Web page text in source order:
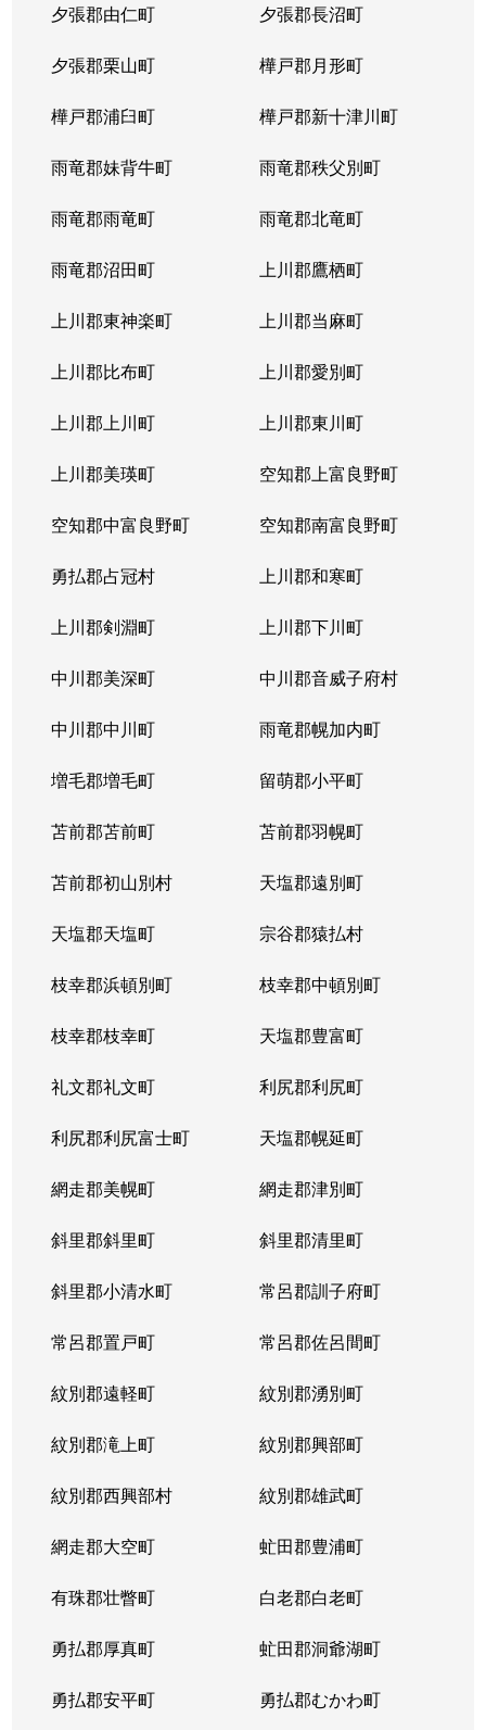
夕張郡由仁町 夕張郡長沼町
夕張郡栗山町 樺戸郡月形町
樺戸郡浦臼町 樺戸郡新十津川町
雨竜郡妹背牛町 雨竜郡秩父別町
雨竜郡雨竜町 雨竜郡北竜町
雨竜郡沼田町 上川郡鷹栖町
上川郡東神楽町 上川郡当麻町
上川郡比布町 上川郡愛別町
上川郡上川町 上川郡東川町
上川郡美瑛町 空知郡上富良野町
空知郡中富良野町 空知郡南富良野町
勇払郡占冠村 上川郡和寒町
上川郡剣淵町 上川郡下川町
中川郡美深町 中川郡音威子府村
中川郡中川町 雨竜郡幌加内町
増毛郡増毛町 留萌郡小平町
苫前郡苫前町 苫前郡羽幌町
苫前郡初山別村 天塩郡遠別町
天塩郡天塩町 宗谷郡猿払村
枝幸郡浜頓別町 枝幸郡中頓別町
枝幸郡枝幸町 天塩郡豊富町
礼文郡礼文町 利尻郡利尻町
利尻郡利尻富士町 天塩郡幌延町
網走郡美幌町 網走郡津別町
斜里郡斜里町 斜里郡清里町
斜里郡小清水町 常呂郡訓子府町
常呂郡置戸町 常呂郡佐呂間町
紋別郡遠軽町 紋別郡湧別町
紋別郡滝上町 紋別郡興部町
紋別郡西興部村 紋別郡雄武町
網走郡大空町 虻田郡豊浦町
有珠郡壮瞥町 白老郡白老町
勇払郡厚真町 虻田郡洞爺湖町
勇払郡安平町 勇払郡むかわ町